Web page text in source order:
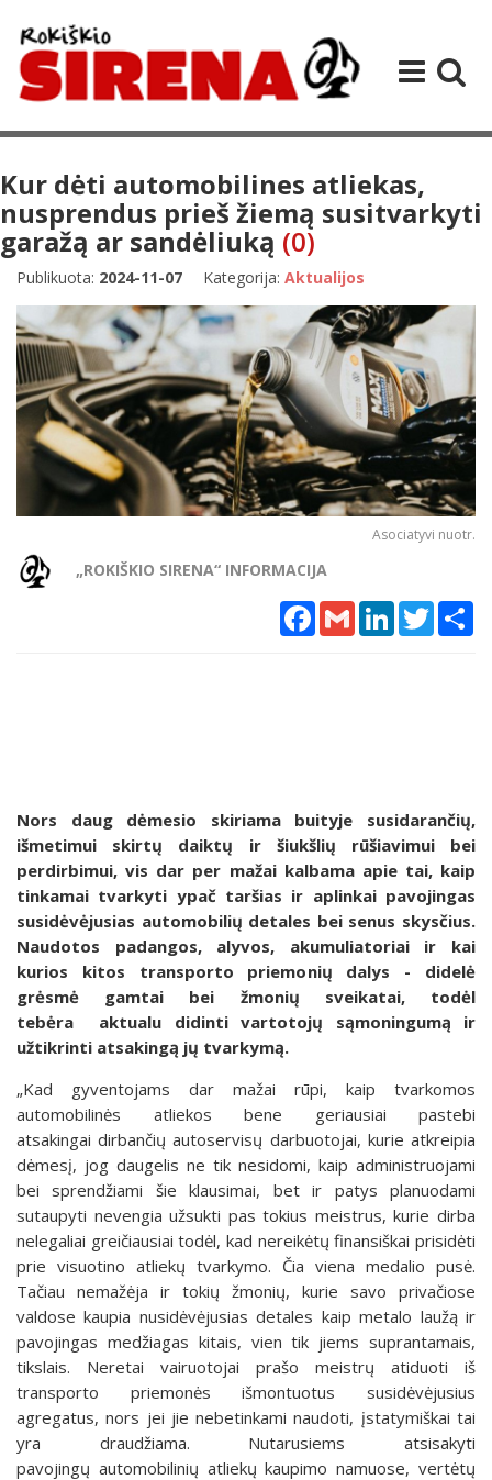
Kur dėti automobilines atliekas,
nusprendus prieš žiemą susitvarkyti
garažą ar sandėliuką (0)
Publikuota: 2024-11-07 Kategorija: Aktualijos
Asociatyvi nuotr.
„ROKIŠKIO SIRENA“ INFORMACIJA
Facebook
Gmail LinkedInTwitter
Nors daug dėmesio skiriama buityje susidarančių,
išmetimui skirtų daiktų ir šiukšlių rūšiavimui bei
perdirbimui, vis dar per mažai kalbama apie tai, kaip
tinkamai tvarkyti ypač taršias ir aplinkai pavojingas
susidėvėjusias automobilių detales bei senus skysčius.
Naudotos padangos, alyvos, akumuliatoriai ir kai
kurios kitos transporto priemonių dalys - didelė
grėsmė gamtai bei žmonių sveikatai, todėl
tebėra aktualu didinti vartotojų sąmoningumą ir
užtikrinti atsakingą jų tvarkymą.
„Kad gyventojams dar mažai rūpi, kaip tvarkomos
automobilinės atliekos bene geriausiai pastebi
atsakingai dirbančių autoservisų darbuotojai, kurie atkreipia
dėmesį, jog daugelis ne tik nesidomi, kaip administruojami
bei sprendžiami šie klausimai, bet ir patys planuodami
sutaupyti nevengia užsukti pas tokius meistrus, kurie dirba
nelegaliai greičiausiai todėl, kad nereikėtų finansiškai prisidėti
prie visuotino atliekų tvarkymo. Čia viena medalio pusė.
Tačiau nemažėja ir tokių žmonių, kurie savo privačiose
valdose kaupia nusidėvėjusias detales kaip metalo laužą ir
pavojingas medžiagas kitais, vien tik jiems suprantamais,
tikslais. Neretai vairuotojai prašo meistrų atiduoti iš
transporto priemonės išmontuotus susidėvėjusius
agregatus, nors jei jie nebetinkami naudoti, įstatymiškai tai
yra draudžiama. Nutarusiems atsisakyti
pavojingų automobilinių atliekų kaupimo namuose, vertėtų